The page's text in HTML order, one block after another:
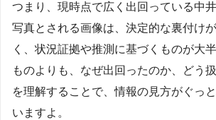
つまり、現時点で広く出回っている中
写真とされる画像は、決定的な裏付け
く、状況証拠や推測に基づくものが大
ものよりも、なぜ出回ったのか、どう
を理解することで、情報の見方がぐっ
いますよ。